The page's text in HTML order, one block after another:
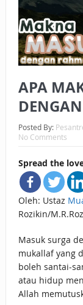
UANG HARAM
ISTIDLAL
BAHASA
HUKUM
HUKUM
APA
Posted By:
No Comments
Spread the
Oleh: Ustaz
Rozikin/
Masuk surga
mukallaf yang
boleh santai-
atau hidup
Allah